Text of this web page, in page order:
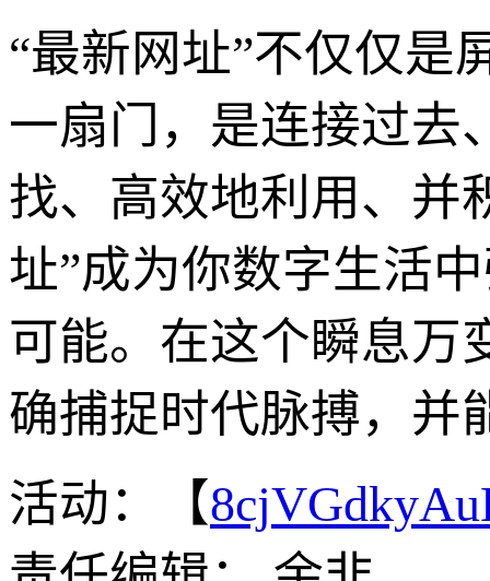
“最新网址”不仅仅是
一扇门，是连接过去
找、高效地利用、并
址”成为你数字生活
可能。在这个瞬息万
确捕捉时代脉搏，并
活动：【